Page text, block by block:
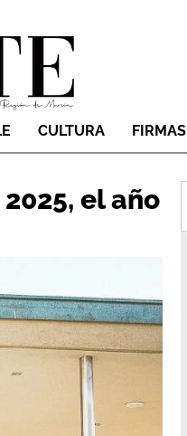
CULTURA FIRMAS
el año